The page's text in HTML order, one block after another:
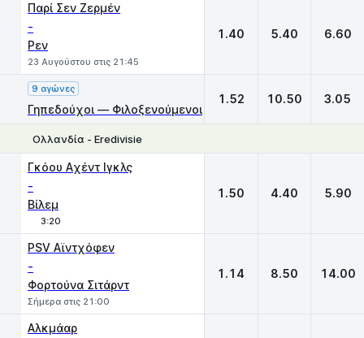
Παρί Σεν Ζερμέν
-
Ρεν
23 Αυγούστου στις 21:45
1.40 5.40 6.60
9 αγώνες
Γηπεδούχοι — Φιλοξενούμενοι
1.52 10.50 3.05
Ολλανδία - Eredivisie
Γκόου Aχέντ Ιγκλς
-
Βίλεμ
3:20
1.50 4.40 5.90
PSV Αϊντχόφεν
-
Φορτούνα Σιτάρντ
Σήμερα στις 21:00
1.14 8.50 14.00
Αλκμάαρ